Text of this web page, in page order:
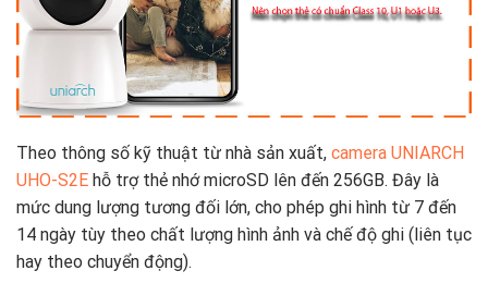
Theo thông số kỹ thuật từ nhà sản xuất, camera UNIARCH
UHO-S2E hỗ trợ thẻ nhớmicroSD lên đến 256GB. Đây là
mức dung lượng tương đối lớn, cho phép ghi hình từ 7 đến
14 ngày tùy theo chất lượng hình ảnh và chếđộ ghi ( liên tục
hay theo chuyển động).